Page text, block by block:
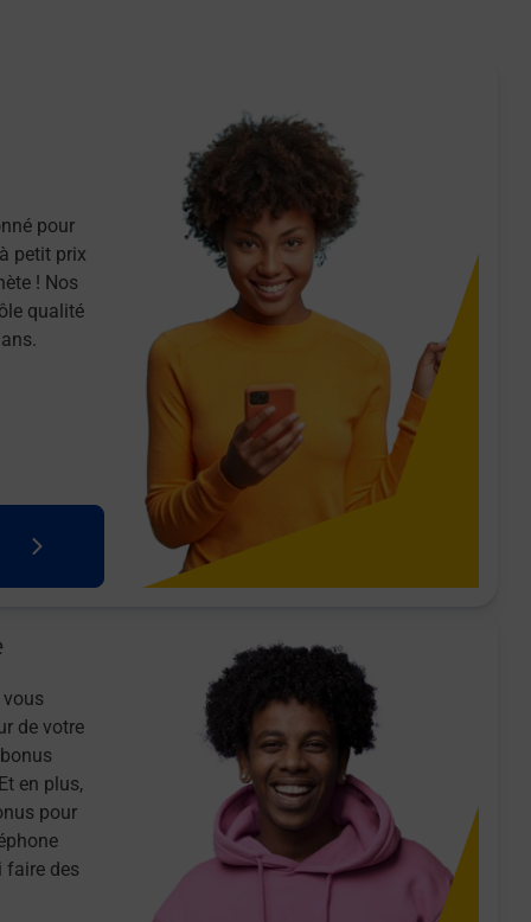
pour
petit prix
! Nos
qualité
vous
de votre
en plus,
pour
faire des